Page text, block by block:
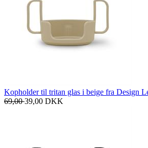
Kopholder til tritan glas i beige fra Design
69,0039,00 DKK